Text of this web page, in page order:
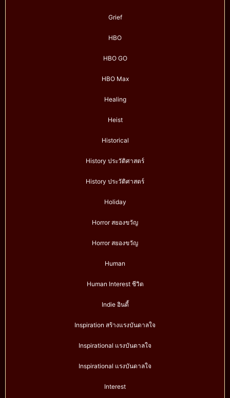
Grief
HBO
HBO GO
HBO Max
Healing
Heist
Historical
History ประวัติศาสตร์
History ประวัติศาสตร์
Holiday
Horror สยองขวัญ
Horror สยองขวัญ
Human
Human Interest ชีวิต
Indie อินดี้
Inspiration สร้างแรงบันดาลใจ
Inspirational แรงบันดาลใจ
Inspirational แรงบันดาลใจ
Interest